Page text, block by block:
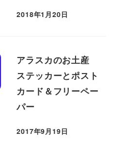
投稿日
2018年1月20日
アラスカのお土産
ステッカーとポスト
カード＆フリーペー
パー
投稿日
2017年9月19日